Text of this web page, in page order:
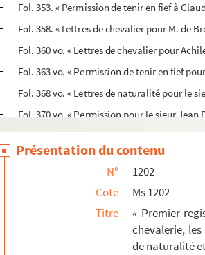
Fol. 353. « Permission de tenir en fief à
Fol. 358. « Lettres de chevalier pour M. de
Fol. 360 vo. « Lettres de chevalier pour
Fol. 363 vo. « Permission de tenir en fief
Fol. 368 vo. « Lettres de naturalité pour le
Fol. 370 vo. « Permission pour le sieur Jean
Fol. 374 vo. « Lettres de naturalité pour
Fol. 376. « Permission à M. Jean-Baptiste
Fol. 378. « Lettres de chevalier pour M.
Fol. 380. « Lettres de noblesse pour Pierre
Fol. 383 vo. « Lettres de chevalier pour M.
Fol. 385. « Lettres de naturalité pour frère
Présentation du contenu
N°
1202
Cote
Ms 1202
Titre
« Premier
chevalerie,
de naturalité